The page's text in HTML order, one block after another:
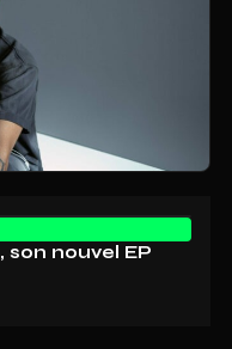
son nouvel EP